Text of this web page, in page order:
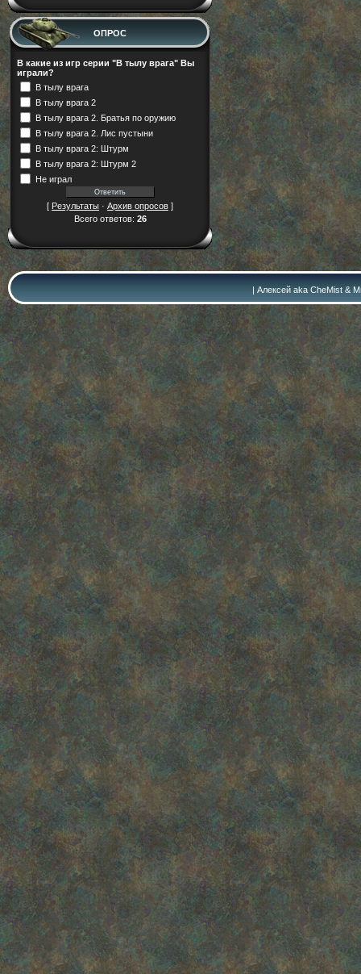
ОПРОС
В какие из игр серии "В тылу врага" Вы
играли?
В тылу врага
В тылу врага 2
В тылу врага 2. Братья по оружию
В тылу врага 2. Лис пустыни
В тылу врага 2: Штурм
В тылу врага 2: Штурм 2
Не играл
[ Результаты · Архив опросов ]
Всего ответов: 26
| Алексей aka CheMist &